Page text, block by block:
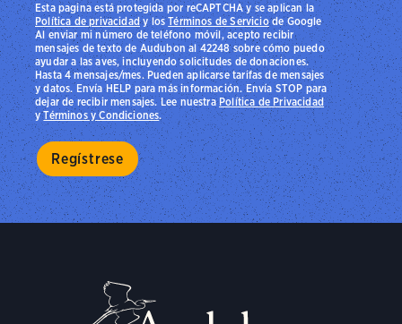
Al enviar mi número de teléfono móvil, acepto recibir
mensajes de texto de Audubon al 42248 sobre cómo puedo
ayudar a las aves, incluyendo solicitudes de donaciones.
Hasta 4 mensajes/mes. Pueden aplicarse tarifas de mensajes
y datos. Envía HELP para más información. Envía STOP para
dejar de recibir mensajes. Lee nuestraPolítica de Privacidad
yTérminos y Condiciones.
Esta pagina está protegida por reCAPTCHA y se aplican la
Política de privacidady losTérminos de Serviciode Google